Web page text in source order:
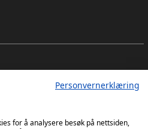
her
Personvernerklæring
for å analysere besøk på nettsiden,